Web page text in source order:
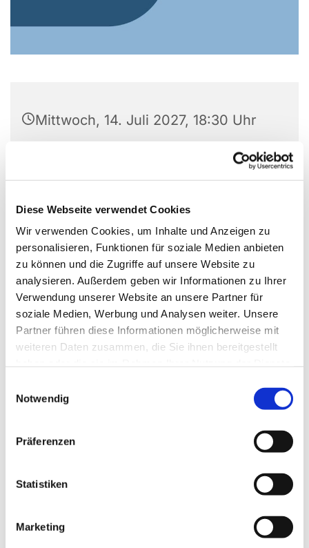
Diese Webseite verwendet Cookies
Wir verwenden Cookies, um Inhalte und Anzeigen zu
personalisieren, Funktionen für soziale Medien anbieten
zu können und die Zugriffe auf unsere Website zu
analysieren. Außerdem geben wir Informationen zu Ihrer
Verwendung unserer Website an unsere Partner für
soziale Medien, Werbung und Analysen weiter. Unsere
Partner führen diese Informationen möglicherweise mit
weiteren Daten zusammen, die Sie ihnen bereitgestellt
Notwendig
Präferenzen
Statistiken
Marketing
Mittwoch, 14. Juli 2027, 18:30 Uhr
Gemeindezentrum Alte Kirche, Alter
Markt 5, 44866 Bochum
Kontakt: Manfred Langheit
Telefon: 0163 / 16 45 124